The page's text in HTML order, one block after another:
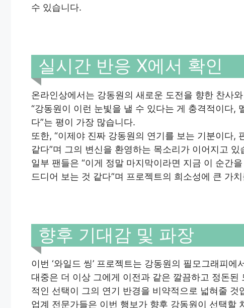
수 있습니다.
실시간 반응 X에서 확인
온라인상에서는 강동원의 새로운 도전을 향한 찬사
“강동원이 이런 눈빛을 낼 수 있다는 게 충격적이다,
다”는 평이 가장 많습니다.
또한, “이제야 진짜 강동원의 연기를 보는 기분이다,
같다”며 그의 변신을 환영하는 목소리가 이어지고 있
일부 팬들은 “이게 정말 마지막이라면 지금 이 순간
드디어 보는 것 같다”며 프로젝트의 희소성에 큰 가
향후 기대감 및 파장
이번 ‘와일드 씽’ 프로젝트는 강동원의 필모그래피
대중은 더 이상 그에게 이전과 같은 깔끔하고 정돈
적인 선택이 그의 연기 반경을 비약적으로 넓혀줄 것
업계 전문가들은 이번 행보가 향후 강동원이 선택할